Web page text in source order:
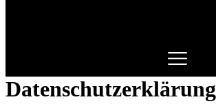
Datenschutzerklärung